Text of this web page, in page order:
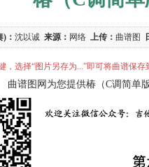
： 沈以诚 来源： 网络 上传： 曲谱图
，选择“图片另存为...”即可将曲谱保
曲谱图网为您提供椿（C调简单